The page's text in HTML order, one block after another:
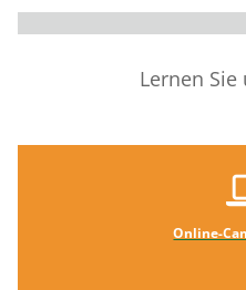
Lernen Sie
Online-